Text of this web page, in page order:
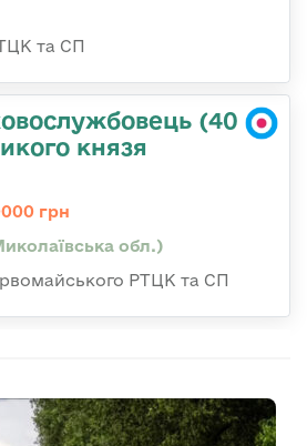
та СП
(40
князя
грн
обл.)
РТЦК та СП